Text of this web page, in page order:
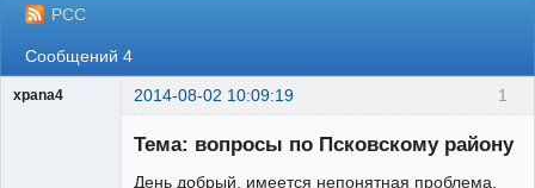
РСС
Сообщений 4
1
xpana4 2014-08-02 10:09:19
Тема: вопросы по Псковскому району
День добрый, имеется непонятная проблема.